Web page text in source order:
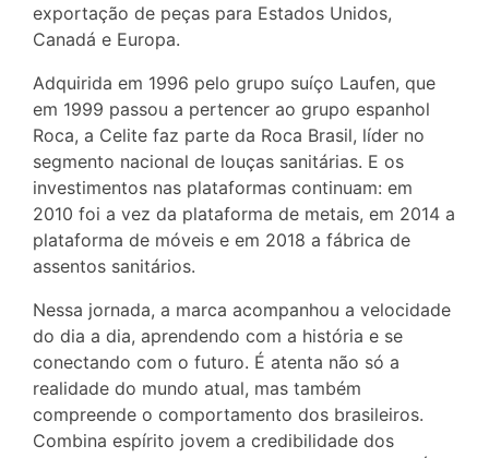
exportação de peças para Estados Unidos,
Canadá e Europa.
Adquirida em 1996 pelo grupo suíço Laufen, que
em 1999 passou a pertencer ao grupo espanhol
Roca, a Celite faz parte da Roca Brasil, líder no
segmento nacional de louças sanitárias. E os
investimentos nas plataformas continuam: em
2010 foi a vez da plataforma de metais, em 2014 a
plataforma de móveis e em 2018 a fábrica de
assentos sanitários.
Nessa jornada, a marca acompanhou a velocidade
do dia a dia, aprendendo com a história e se
conectando com o futuro. É atenta não só a
realidade do mundo atual, mas também
compreende o comportamento dos brasileiros.
Combina espírito jovem a credibilidade dos